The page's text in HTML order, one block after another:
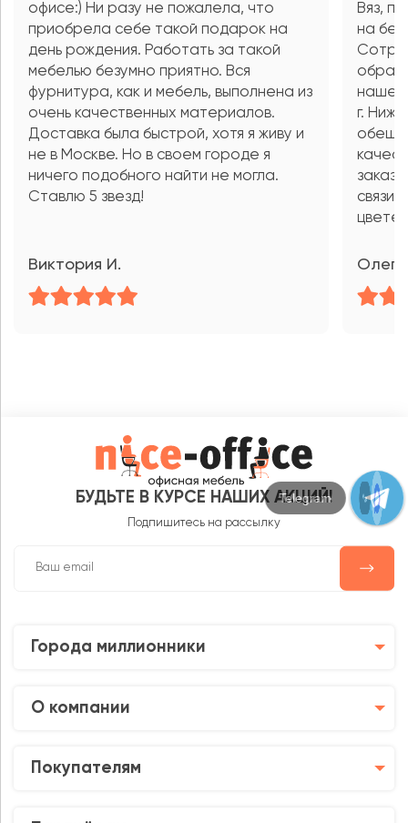
офисе:) Ни разу не пожалела, что
приобрела себе такой подарок на
день рождения. Работать за такой
мебелью безумно приятно. Вся
фурнитура, как и мебель, выполнена из
очень качественных материалов.
Доставка была быстрой, хотя я живу и
не в Москве. Но в своем городе я
ничего подобного найти не могла.
Ставлю 5 звезд!
Виктория И.
Вяз,
на
г.
связи
цвете
Олег
БУДЬТЕ В КУРСЕ НАШИХ АКЦИЙ!
Подпишитесь на рассылку
Города миллионники
О компании
Покупателям
Max